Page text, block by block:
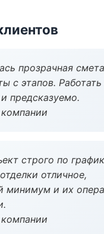
прозрачная
с этапов.
предсказуемо.
строго по
отличное,
минимум и их